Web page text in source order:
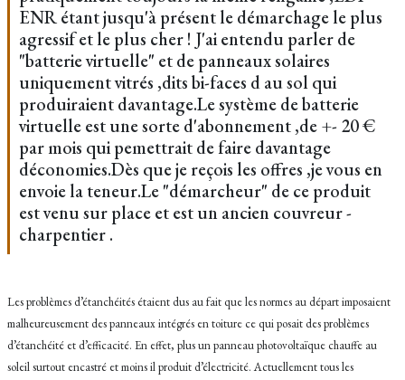
ENR étant jusqu'à présent le démarchage le plus
agressif et le plus cher ! J'ai entendu parler de
"batterie virtuelle" et de panneaux solaires
uniquement vitrés ,dits bi-faces d au sol qui
produiraient davantage.Le système de batterie
virtuelle est une sorte d'abonnement ,de +- 20 €
par mois qui pemettrait de faire davantage
déconomies.Dès que je reçois les offres ,je vous en
envoie la teneur.Le "démarcheur" de ce produit
est venu sur place et est un ancien couvreur -
charpentier .
Les problèmes d’étanchéités étaient dus au fait que les normes au départ imposaient
malheureusement des panneaux intégrés en toiture ce qui posait des problèmes
d’étanchéité et d’efficacité. En effet, plus un panneau photovoltaïque chauffe au
soleil surtout encastré et moins il produit d’électricité. Actuellement tous les